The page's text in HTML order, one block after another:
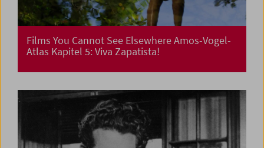
Films You Cannot See Elsewhere Amos-Vogel-
Atlas Kapitel 5: Viva Zapatista!